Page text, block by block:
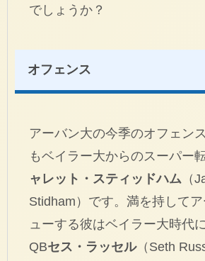
でしょうか？
オフェンス
アーバン大の今季のオフェン
もベイラー大からのスーパー
ャレット・スティッドハム （
Stidham）です。満を持して
ューする彼はベイラー大時代
QBセス・ラッセル（Seth